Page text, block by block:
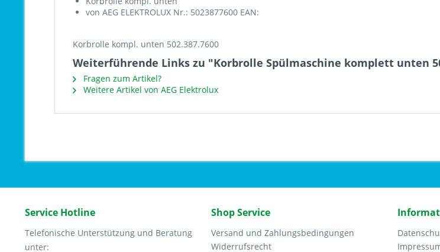
von AEG ELEKTROLUX Nr.: 5023877600 EAN:
Korbrolle kompl. unten 502.387.7600
Weiterführende Links zu "Korbrolle Spülmaschine komplett unten
Fragen zum Artikel?
Weitere Artikel von AEG Elektrolux
Service Hotline
Telefonische Unterstützung und Beratung
unter:
Shop Service
Versand und Zahlungsbedingungen
Widerrufsrecht